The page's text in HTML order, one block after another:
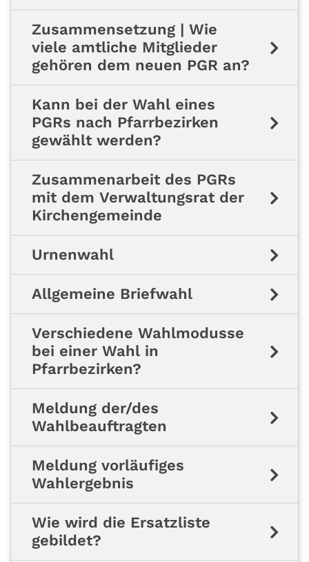
Zusammensetzung | Wie
viele amtliche Mitglieder
gehören dem neuen PGR an?
Kann bei der Wahl eines
PGRs nach Pfarrbezirken
gewählt werden?
Zusammenarbeit des PGRs
mit dem Verwaltungsrat der
Kirchengemeinde
Urnenwahl
Allgemeine Briefwahl
Verschiedene Wahlmodusse
bei einer Wahl in
Pfarrbezirken?
Meldung der/des
Wahlbeauftragten
Meldung vorläufiges
Wahlergebnis
Wie wird die Ersatzliste
gebildet?